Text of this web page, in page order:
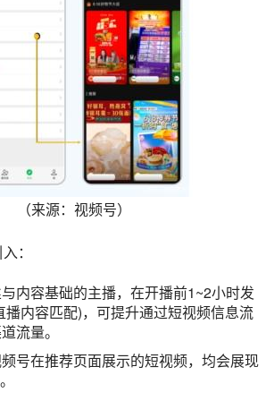
（来源：视频号）
：
内容基础的主播，在开播前1~2小时发
播内容匹配)，可提升通过短视频信息流
流量。
号在推荐页面展示的短视频，均会展现